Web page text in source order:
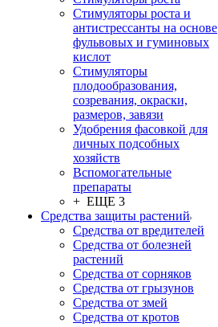
Стимуляторы роста и
антистрессанты на основе
фульвовых и гуминовых
кислот
Стимуляторы
плодообразования,
созревания, окраски,
размеров, завязи
Удобрения фасовкой для
личных подсобных
хозяйств
Вспомогательные
препараты
+ ЕЩЕ 3
Средства защиты растений
Средства от вредителей
Средства от болезней
растений
Средства от сорняков
Средства от грызунов
Средства от змей
Средства от кротов